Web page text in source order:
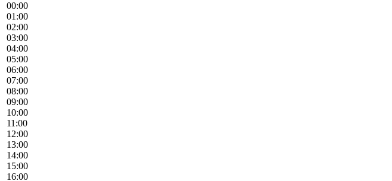
00:00
01:00
02:00
03:00
04:00
05:00
06:00
07:00
08:00
09:00
10:00
11:00
12:00
13:00
14:00
15:00
16:00